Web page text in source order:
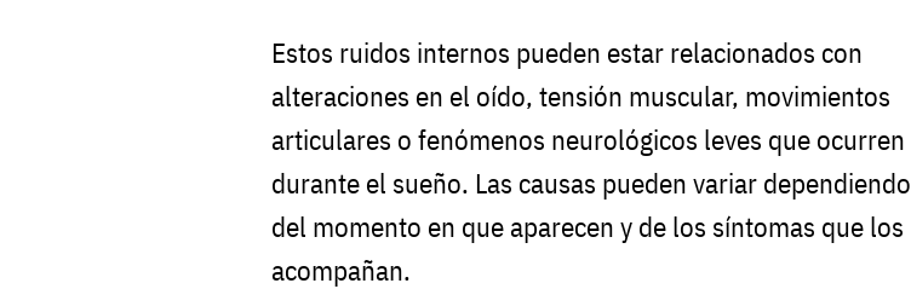
Estos ruidos internos pueden estar relacionados con
alteraciones en el oído, tensión muscular, movimientos
articulares o fenómenos neurológicos leves que ocurren
durante el sueño. Las causas pueden variar dependiendo
del momento en que aparecen y de los síntomas que los
acompañan.